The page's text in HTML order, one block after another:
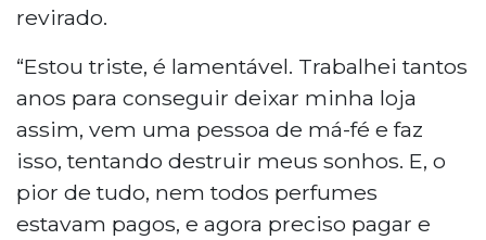
revirado.
“Estou triste, é lamentável. Trabalhei tantos
anos para conseguir deixar minha loja
assim, vem uma pessoa de má-fé e faz
isso, tentando destruir meus sonhos. E, o
pior de tudo, nem todos perfumes
estavam pagos, e agora preciso pagar e